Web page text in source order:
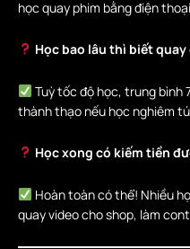
học quay phim bằng điện
Học bao lâu thì biết
Tuỳ tốc độ học, trung bình
thành thạo nếu học nghiêm
Học xong có kiếm tiền
Hoàn toàn có thể! Nhiều
quay video cho shop, làm